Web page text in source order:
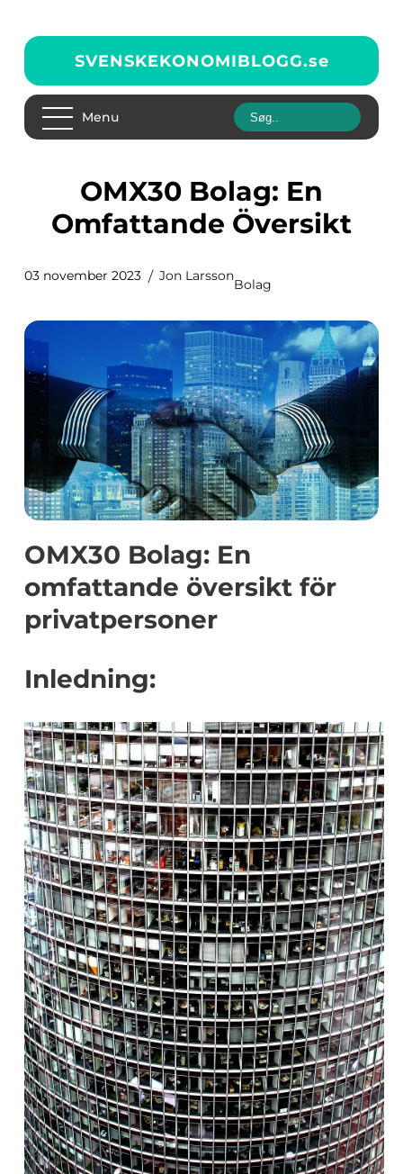
SVENSKEKONOMIBLOGG.se
Menu
OMX30 Bolag: En
Omfattande Översikt
03 november 2023 Jon Larsson
Bolag
OMX30 Bolag: En
omfattande översikt för
privatpersoner
Inledning: